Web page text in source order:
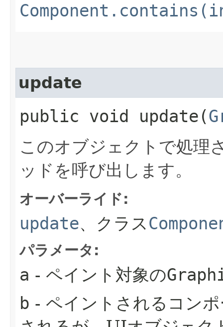
update
public void update​(
このオブジェクトで処理
ッドを呼び出します。
オーバーライド:
update、クラス
パラメータ:
a - ペイント対象の
b - ペイントされるコン